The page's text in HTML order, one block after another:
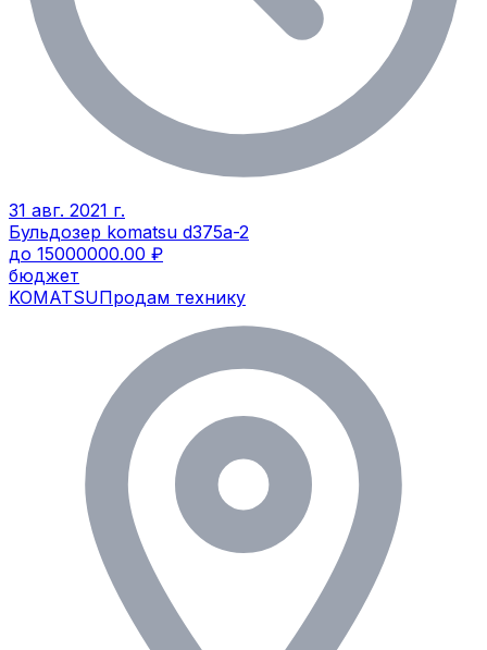
31 авг. 2021 г.
Бульдозер komatsu d375a-2
до 15000000.00 ₽
бюджет
KOMATSUПродам технику